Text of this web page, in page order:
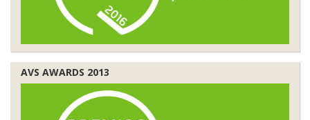
AVS AWARDS 2013